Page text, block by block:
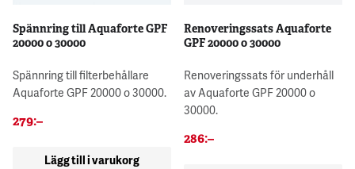
Spännring till Aquaforte GPF
20000 o 30000
Spännring till filterbehållare
Aquaforte GPF 20000 o 30000.
279:–
Lägg till i varukorg
Renoveringssats Aquaforte
GPF 20000 o 30000
Renoveringssats för underhåll
av Aquaforte GPF 20000 o
30000.
286:–